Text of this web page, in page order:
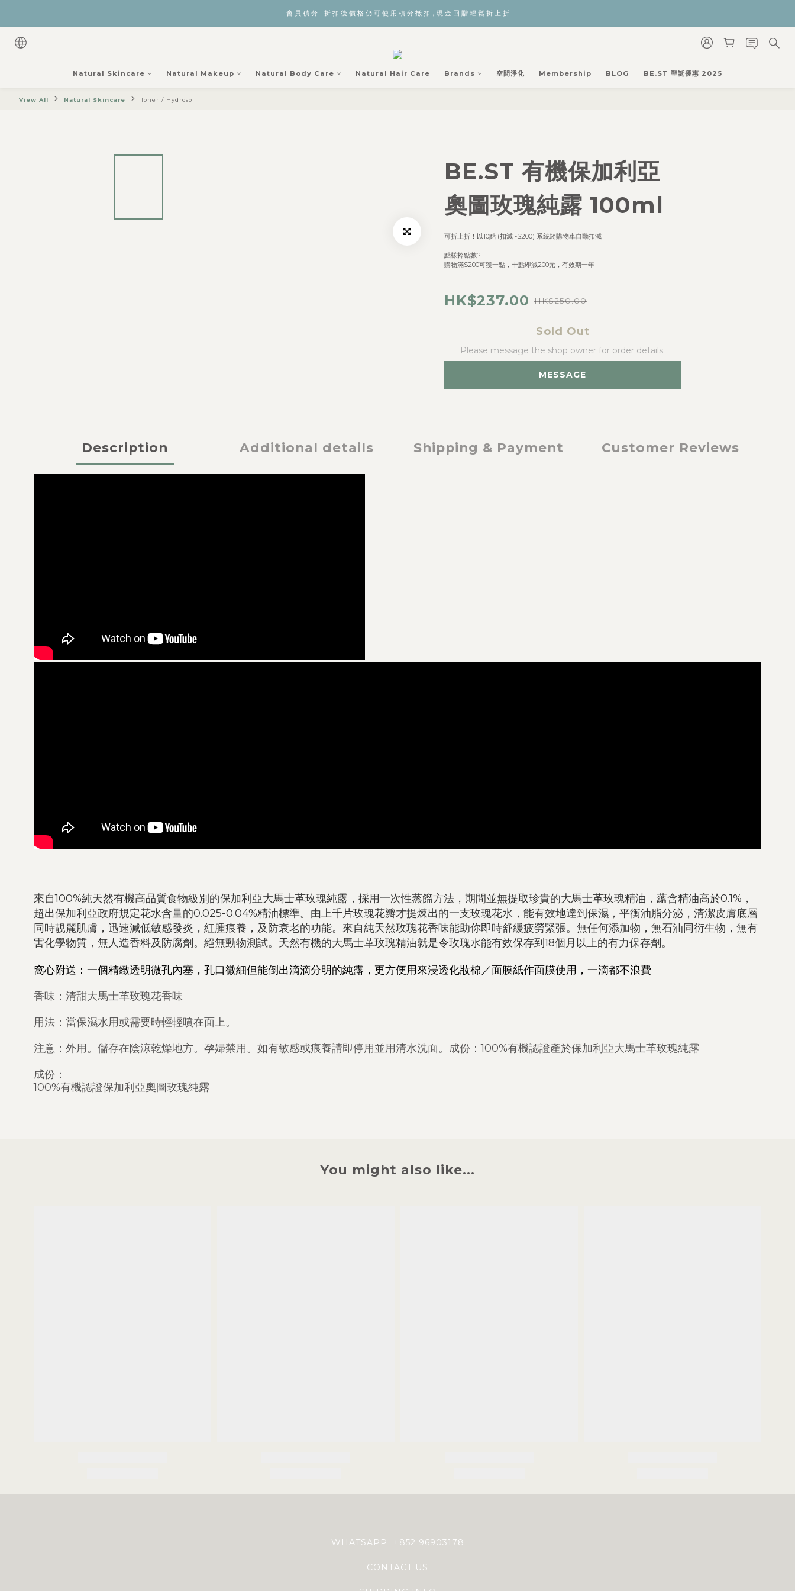
會 員 積 分 :  折 扣 後 價 格 仍 可 使 用 積 分 抵 扣，現 金 回 贈 輕 鬆 折 上 折
Natural Skincare Natural Makeup Natural Body Care Natural Hair Care Brands 空間淨化 Membership BLOG BE.ST 聖誕優惠 2025
View All Natural Skincare Toner / Hydrosol
BE.ST 有機保加利亞
奧圖玫瑰純露 100ml
可折上折！以10點 (扣減 -$200) 系統於購物車自動扣減
點樣拎點數?
購物滿$200可獲一點，十點即減200元，有效期一年
HK$237.00 HK$250.00
Sold Out
Please message the shop owner for order details.
MESSAGE
Description Additional details Shipping & Payment Customer Reviews
來自100%純天然有機高品質食物級別的保加利亞大馬士革玫瑰純露，採用一次性蒸餾方法，期間並無提取珍貴的大馬士革玫瑰精油，蘊含精油高於0.1%，
超出保加利亞政府規定花水含量的0.025-0.04%精油標準。由上千片玫瑰花瓣才提煉出的一支玫瑰花水，能有效地達到保濕，平衡油脂分泌，清潔皮膚底層
同時靚麗肌膚，迅速減低敏感發炎，紅腫痕養，及防衰老的功能。來自純天然玫瑰花香味能助你即時舒緩疲勞緊張。無任何添加物，無石油同衍生物，無有
害化學物質，無人造香料及防腐劑。絕無動物測試。天然有機的大馬士革玫瑰精油就是令玫瑰水能有效保存到18個月以上的有力保存劑。
窩心附送：一個精緻透明微孔內塞，孔口微細但能倒出滴滴分明的純露，更方便用來浸透化妝棉／面膜紙作面膜使用，一滴都不浪費
香味：清甜大馬士革玫瑰花香味
用法：當保濕水用或需要時輕輕噴在面上。
注意：外用。儲存在陰涼乾燥地方。孕婦禁用。如有敏感或痕養請即停用並用清水洗面。成份：100%有機認證產於保加利亞大馬士革玫瑰純露
成份：
100%有機認證保加利亞奧圖玫瑰純露
You might also like...
WHATSAPP +852 96903178
CONTACT US